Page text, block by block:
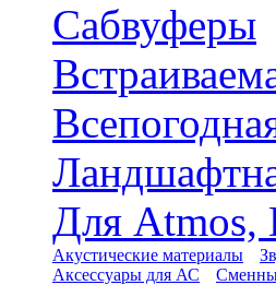
Сабвуферы
Для Atmos,
Акустические материалы
Аксессуары для АС